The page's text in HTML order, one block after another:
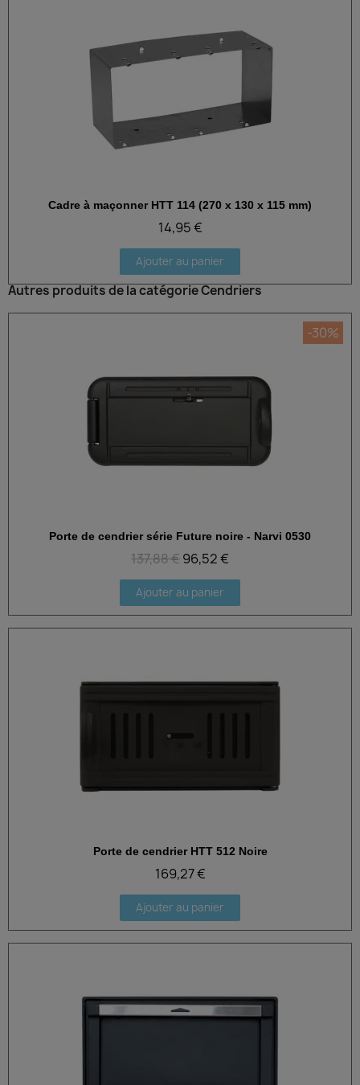
Aperçu rapide
Cadre à maçonner HTT 114 (270 x 130 x 115 mm)
14,95 €
Ajouter au panier
Autres produits de la catégorie Cendriers
Aperçu rapide
-30%
Porte de cendrier série Future noire - Narvi 0530
137,88 €96,52 €
Ajouter au panier
Aperçu rapide
Porte de cendrier HTT 512 Noire
169,27 €
Ajouter au panier